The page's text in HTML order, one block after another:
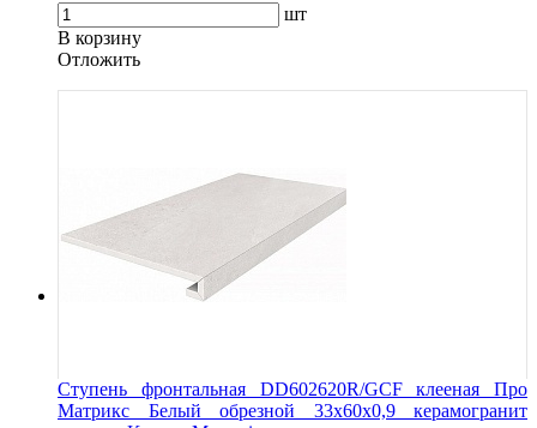
шт
В корзину
Oтложить
Ступень фронтальная DD602620R/GCF клееная Про
Матрикс Белый обрезной 33x60x0,9 керамогранит